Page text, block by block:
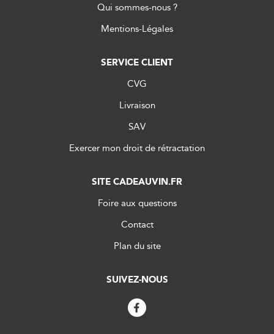
Qui sommes-nous ?
Mentions-Légales
SERVICE CLIENT
CVG
Livraison
SAV
Exercer mon droit de rétractation
SITE CADEAUVIN.FR
Foire aux questions
Contact
Plan du site
SUIVEZ-NOUS